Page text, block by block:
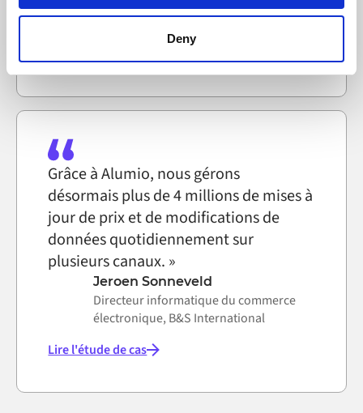
browser settings accordingly. This could affect the
functioning of the website, however. We also use third-
on the internet
Deny
informatiques, Selfmade
Grâce à Alumio, nous gérons
désormais plus de 4 millions de mises à
jour de prix et de modifications de
données quotidiennement sur
plusieurs canaux. »
Jeroen Sonneveld
Directeur informatique du commerce
électronique, B&S International
Lire l'étude de cas